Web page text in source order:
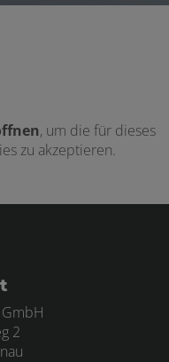
, um die für dieses
zu akzeptieren.
2